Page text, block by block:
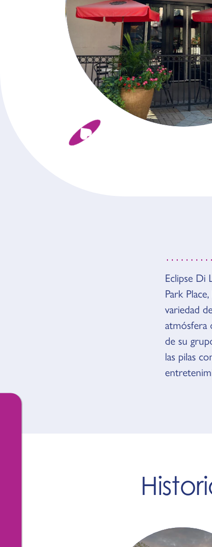
Eclipse Di
Park
variedad
atmósfera
de su
las pilas